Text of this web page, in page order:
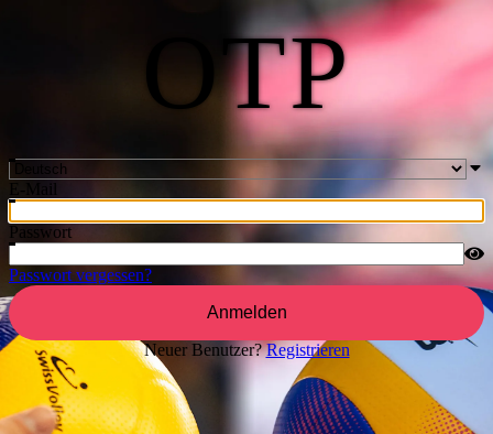
OTP
E-Mail
Passwort
Passwort vergessen?
Anmelden
Neuer Benutzer?Registrieren